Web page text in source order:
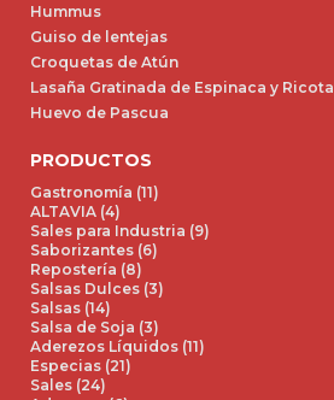
Hummus
Guiso de lentejas
Croquetas de Atún
Lasaña Gratinada de Espinaca y Ricota
Huevo de Pascua
PRODUCTOS
Gastronomía (11)
ALTAVIA (4)
Sales para Industria (9)
Saborizantes (6)
Repostería (8)
Salsas Dulces (3)
Salsas (14)
Salsa de Soja (3)
Aderezos Líquidos (11)
Especias (21)
Sales (24)